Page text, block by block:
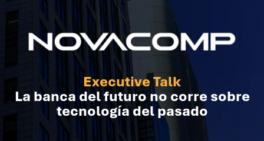
Executive Talk
La banca del futuro no corre sobre
tecnología del pasado